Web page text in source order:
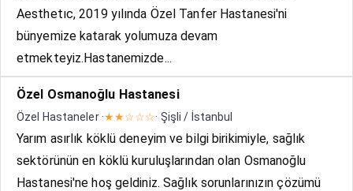
Aesthetıc, 2019 yılında Özel Tanfer Hastanesi'ni
bünyemize katarak yolumuza devam
etmekteyiz.Hastanemizde...
Özel Osmanoğlu Hastanesi
Özel Hastaneler ·★★☆☆☆· Şişli / İstanbul
Yarım asırlık köklü deneyim ve bilgi birikimiyle, sağlık
sektörünün en köklü kuruluşlarından olan Osmanoğlu
Hastanesi'ne hoş geldiniz. Sağlık sorunlarınızın çözümü